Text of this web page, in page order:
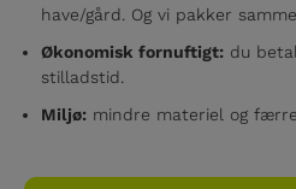
have/gård. Og vi pakker
Økonomisk fornuftigt: du
stilladstid.
Miljø: mindre materiel og